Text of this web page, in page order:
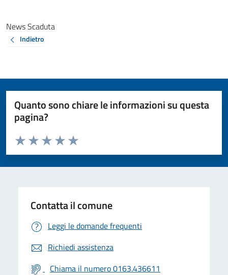
News Scaduta
Indietro
Quanto sono chiare le informazioni su questa
pagina?
Valuta da 1 a 5 stelle la pagina
Valuta 5 stelle su 5
Valuta 4 stelle su 5
Valuta 3 stelle su 5
Valuta 2 stelle su 5
Valuta 1 stelle su 5
Contatta il comune
Leggi le domande frequenti
Richiedi assistenza
Chiama il numero 0163.436611